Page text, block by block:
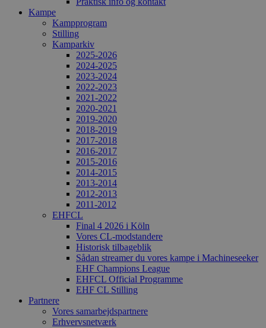
Kampe
Kampprogram
Stilling
Kamparkiv
2025-2026
2024-2025
2023-2024
2022-2023
2021-2022
2020-2021
2019-2020
2018-2019
2017-2018
2016-2017
2015-2016
2014-2015
2013-2014
2012-2013
2011-2012
EHFCL
Final 4 2026 i Köln
Vores CL-modstandere
Historisk tilbageblik
Sådan streamer du vores kampe i Machineseeker
EHF Champions League
EHFCL Official Programme
EHF CL Stilling
Partnere
Vores samarbejdspartnere
Erhvervsnetværk